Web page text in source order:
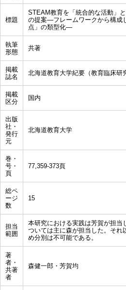
標題
STEAM教育を「統合的な活動」
の提案―フレームワークから構成
点」の類型化―
執筆
形態
共著
掲載
誌名
北海道教育大学紀要（教育臨床研
掲載
区分
国内
出版
社・
発行
元
北海道教育大学
巻・
号・
頁
77,359-373頁
総ペ
ージ
数
15
担当
範囲
本研究における実践は芳賀が担当
ついては主に森が担当した。それ
め分別は不可能である。
著
者・
共著
者
森健一郎・芳賀均